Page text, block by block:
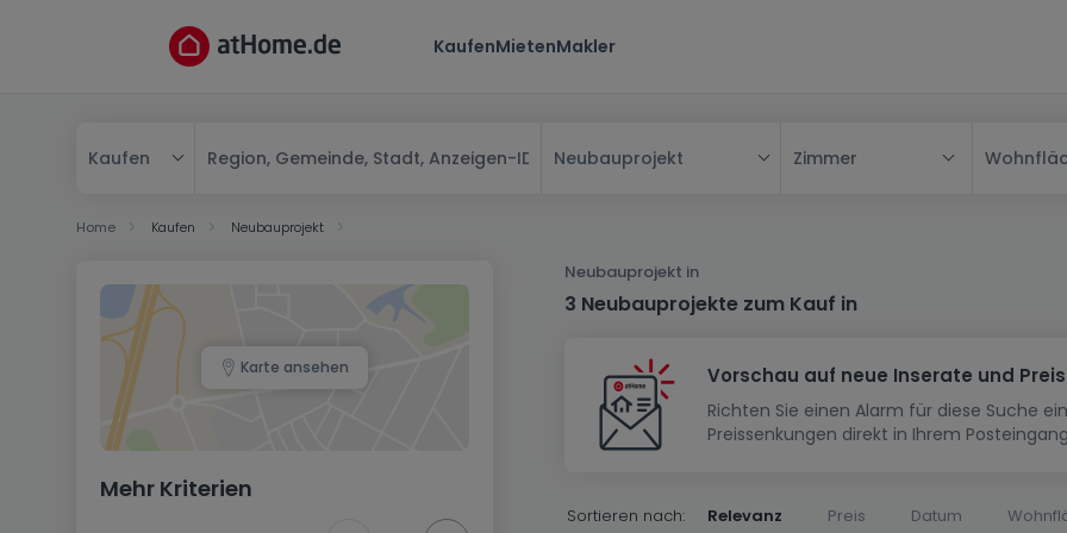
KaufenMietenMakler
Kaufen Neubauprojekt
Haus
Reihenhaus
Doppelhaushälfte
Herrenhaus
Wohnung
Schlafzimmer
1-Zimmer-Apartment
Maisonnette
Wohnanlage
Wohnsiedlung
Haus bauen
Musterhaus
Renditeobjekt
Garage - Parkplatz
Zimmer
Home Kaufen Neubauprojekt
Neubauprojekt in
3 Neubauprojekte zum Kauf in
Vorschau auf neue Inserate und
Richten Sie einen Alarm für diese Suche
Preissenkungen direkt in Ihrem
Sortieren nach: Relevanz Preis Datum
Karte ansehen
Mehr Kriterien